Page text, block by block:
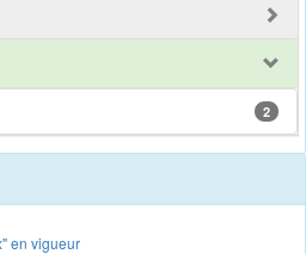
2
en vigueur